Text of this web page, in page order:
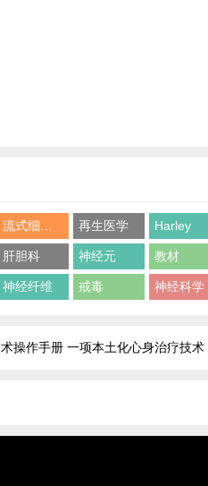
再生医学 Harley
肝胆科 神经元 教材
神经纤维 戒毒 神经科学
操作手册 一项本土化心身治疗技术